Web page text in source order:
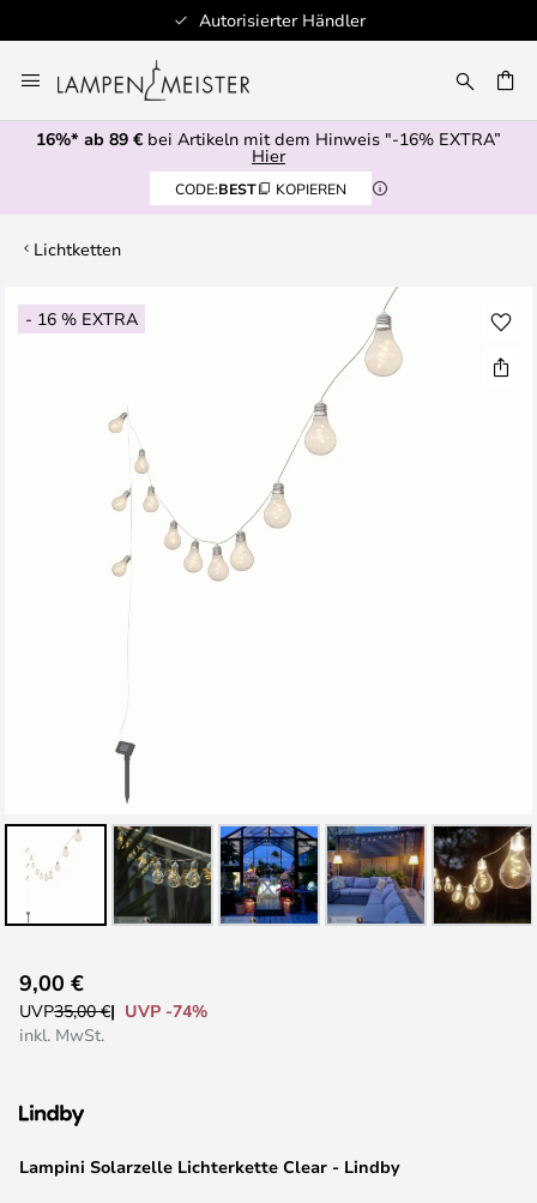
Autorisierter Händler
Inhalt
springen
16%* ab 89 € bei Artikeln mit dem Hinweis "-16% EXTRA”
Hier
CODE:BEST KOPIEREN
Lichtketten
- 16 % EXTRA
Zum
Ende
Anfang
der
Lampini Solarzelle Lichterkette Clear - Lindby
9,00 €
UVP35,00 €
UVP -74%
inkl. MwSt.